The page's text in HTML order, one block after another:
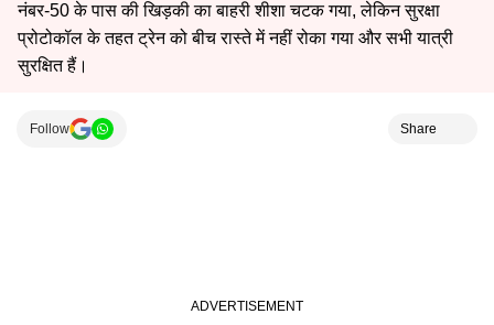
नंबर-50 के पास की खिड़की का बाहरी शीशा चटक गया, लेकिन सुरक्षा
प्रोटोकॉल के तहत ट्रेन को बीच रास्ते में नहीं रोका गया और सभी यात्री
सुरक्षित हैं।
Follow Share